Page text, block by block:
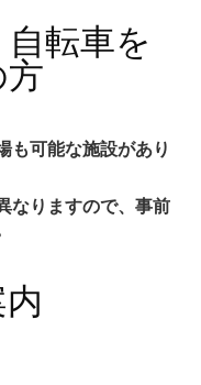
転車を
方
も可能な施設があり
なりますので、事前